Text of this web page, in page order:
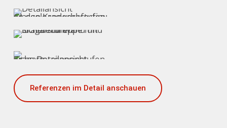
Referenzen im Detail anschauen